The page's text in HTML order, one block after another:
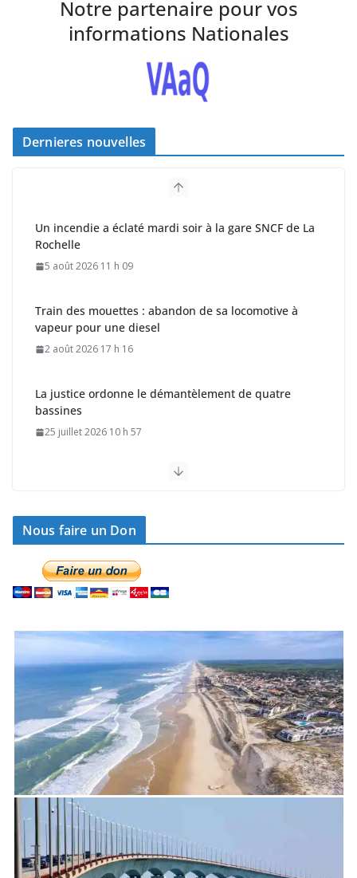
Notre partenaire pour vos
informations Nationales
Dernieres nouvelles
Un incendie a éclaté mardi soir à la gare SNCF de La
Rochelle
5 août 2026 11 h 09
Train des mouettes : abandon de sa locomotive à
vapeur pour une diesel
2 août 2026 17 h 16
La justice ordonne le démantèlement de quatre
bassines
25 juillet 2026 10 h 57
Le projet de la méga-ferme de saumons reçoit le feu
5 août 2026 11 h 28
Nous faire un Don